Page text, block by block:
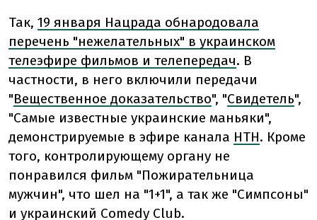
Так, 19 января Нацрада обнародовала
перечень "нежелательных" в украинском
телеэфире фильмов и телепередач. В
частности, в него включили передачи
"Вещественное доказательство", "Свидетель",
"Самые известные украинские маньяки",
демонстрируемые в эфире канала НТН. Кроме
того, контролирующему органу не
понравился фильм "Пожирательница
мужчин", что шел на "1+1", а так же "Симпсоны"
и украинский Comedy Club.